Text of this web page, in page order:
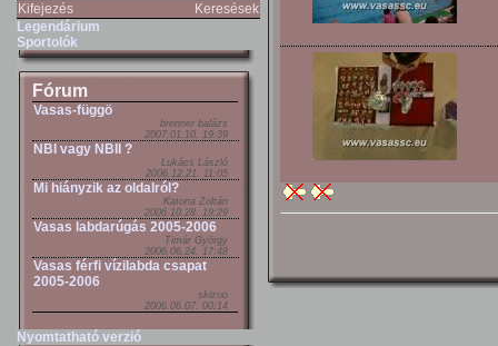
Kifejezés
Keresések
Legendárium
Sportolók
Fórum
Vasas-függö
brenner balázs
2007.01.10. 19:39
NBI vagy NBII ?
Lukács László
2006.12.21. 11:05
Mi hiányzik az oldalról?
Katona Zoltán
2006.10.28. 19:29
Vasas labdarúgás 2005-2006
Timár György
2006.06.24. 17:48
Vasas férfi vízilabda csapat
2005-2006
skizoo
2006.06.07. 00:14
Nyomtatható verzió